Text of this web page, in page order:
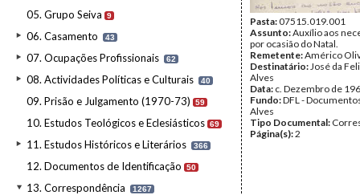
05. Grupo Seiva 9
06. Casamento 43
07. Ocupações Profissionais 62
08. Actividades Políticas e Culturais 40
09. Prisão e Julgamento (1970-73) 59
10. Estudos Teológicos e Eclesiásticos 69
11. Estudos Históricos e Literários 366
12. Documentos de Identificação 50
13. Correspondência 1267
Pasta:07515.019.001
Assunto:Auxílio aos
por ocasião do Natal.
Remetente:Américo
Destinatário:José da
Alves
Data: c. Dezembro de
Fundo:DFL -
Alves
Tipo Documental:
Página(s):2